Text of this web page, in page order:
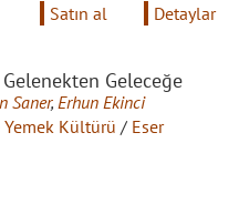
Satın al Detaylar
Gelenekten Geleceğe
Saner, Erhun Ekinci
Kültürü / Eser